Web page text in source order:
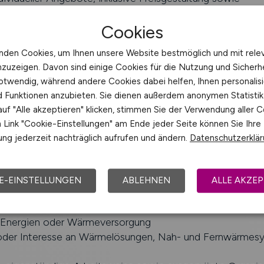
wirtschaftlicher und technischer Umsetzungskonzepte
von Fördermöglichkeiten
mit technischen Funktionen (z.B.
von Projekten
von Präsentationen und fachlichen Vorträgen im
Wirtschaftsingenieurwesen, Energiewirtschaft)
Qualifikation
oder Wärmeversorgung
Interesse an Wärmelösungen, Nah- und
Cookies
Cookies, um Ihnen unsere Website bestmöglich und mit
Davon sind einige Cookies für die Nutzung und
während andere Cookies dabei helfen, Ihnen
Funktionen anzubieten. Sie dienen außerdem anonymen
"Alle akzeptieren" klicken, stimmen Sie der Verwendung aller
"Cookie-Einstellungen" am Ende jeder Seite können Sie Ihre
jederzeit nachträglich aufrufen und ändern.
EINSTELLUNGEN ABLEHNEN ALLE